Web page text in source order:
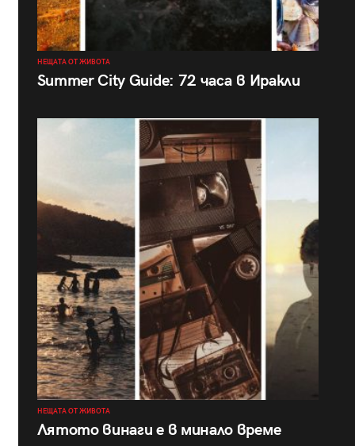
НЕЩАТА ОТ ЖИВОТА
Summer City Guide: 72 часа в Иракли
НЕЩАТА ОТ ЖИВОТА
Лятото винаги е в минало време